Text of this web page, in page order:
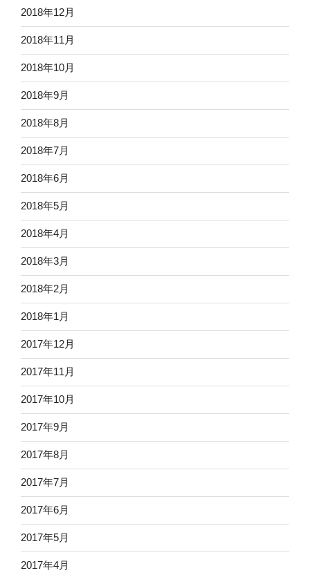
2018年12月
2018年11月
2018年10月
2018年9月
2018年8月
2018年7月
2018年6月
2018年5月
2018年4月
2018年3月
2018年2月
2018年1月
2017年12月
2017年11月
2017年10月
2017年9月
2017年8月
2017年7月
2017年6月
2017年5月
2017年4月